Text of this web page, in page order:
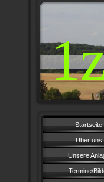
Startseite
Über uns
Unsere
Termine/